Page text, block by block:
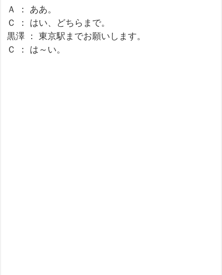
Ａ ： ああ。
Ｃ ： はい、どちらまで。
黒澤 ： 東京駅までお願いします。
Ｃ ： は～い。